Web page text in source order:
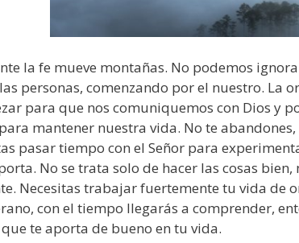
la fe mueve montañas. No podemos
personas, comenzando por el nuestro. La
para que nos comuniquemos con Dios y
mantener nuestra vida. No te
pasar tiempo con el Señor para
No se trata solo de hacer las cosas
Necesitas trabajar fuertemente tu vida de
con el tiempo llegarás a comprender,
te aporta de bueno en tu vida.